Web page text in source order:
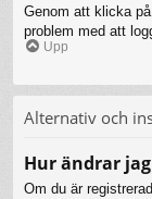
Genom att klicka
problem med att
Upp
Alternativ och
Hur ändrar
Om du är